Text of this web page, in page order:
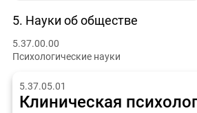
5. Науки об обществе
5.37.00.00
Психологические науки
5.37.05.01
Клиническая